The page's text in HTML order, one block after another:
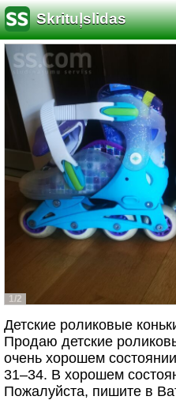
Skrituļslidas
1/2
Детские роликовые
Продаю детские
очень хорошем
31–34. В хорошем
Пожалуйста, пишите в